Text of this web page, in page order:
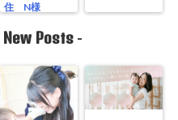
住 N様
New Posts -